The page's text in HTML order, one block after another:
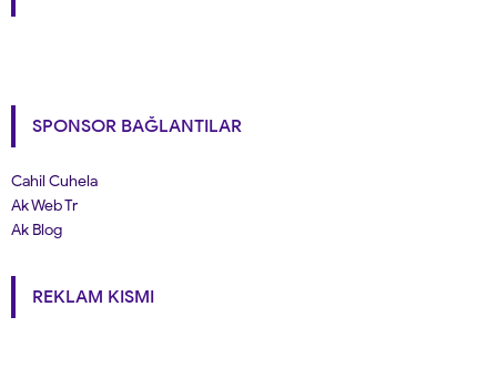
SPONSOR BAĞLANTILAR
Cahil Cuhela
Ak Web Tr
Ak Blog
REKLAM KISMI